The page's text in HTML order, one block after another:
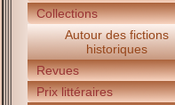
Collections
Autour des fictions
historiques
Revues
Prix littéraires